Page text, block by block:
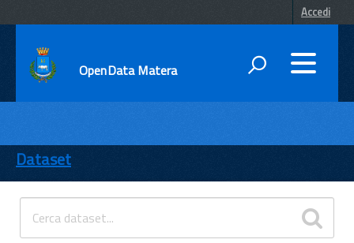
Accedi
OpenData Matera
ENTI
TEMI
INFORMAZIONI
Dataset